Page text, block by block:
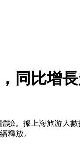
同比增
。據上海旅游大
釋放。